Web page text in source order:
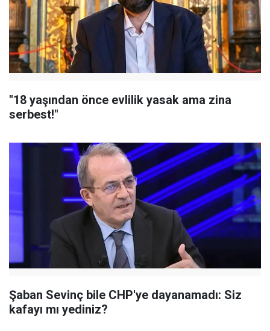
"18 yaşından önce evlilik yasak ama zina
serbest!"
Şaban Sevinç bile CHP'ye dayanamadı: Siz
kafayı mı yediniz?